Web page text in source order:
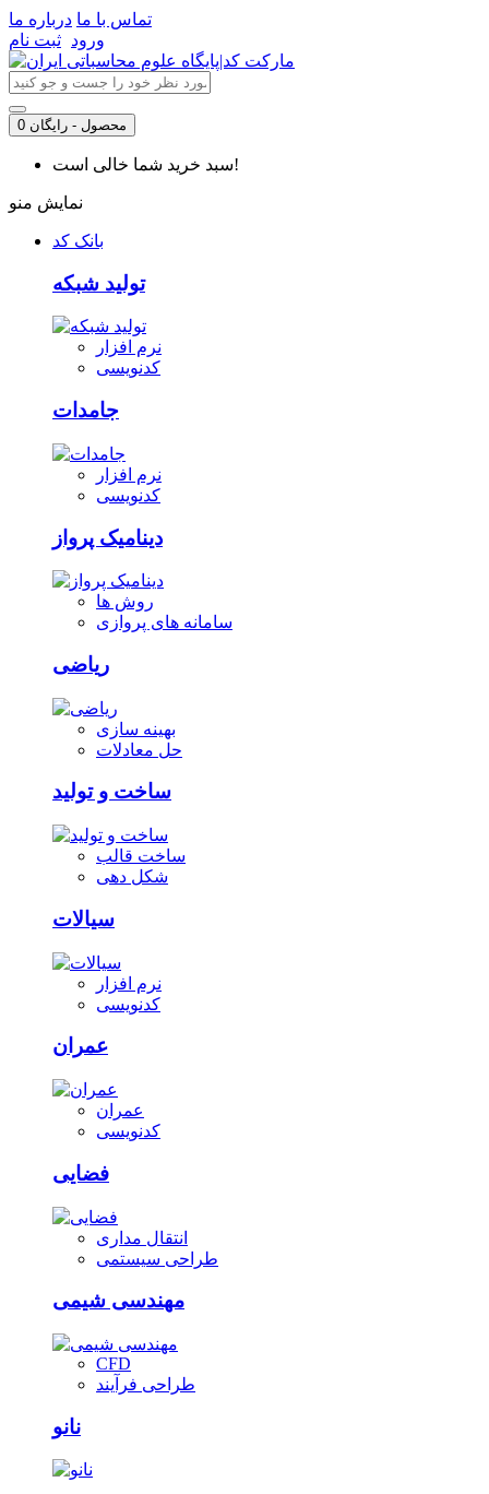
تماس با ما درباره ما
ورود ثبت نام
0 محصول - رایگان
سبد خرید شما خالی است!
نمایش منو
بانک کد
تولید شبکه
نرم افزار
کدنویسی
جامدات
نرم افزار
کدنویسی
دینامیک پرواز
روش ها
سامانه های پروازی
ریاضی
بهینه سازی
حل معادلات
ساخت و تولید
ساخت قالب
شکل دهی
سیالات
نرم افزار
کدنویسی
عمران
عمران
کدنویسی
فضایی
انتقال مداری
طراحی سیستمی
مهندسی شیمی
CFD
طراحی فرآیند
نانو